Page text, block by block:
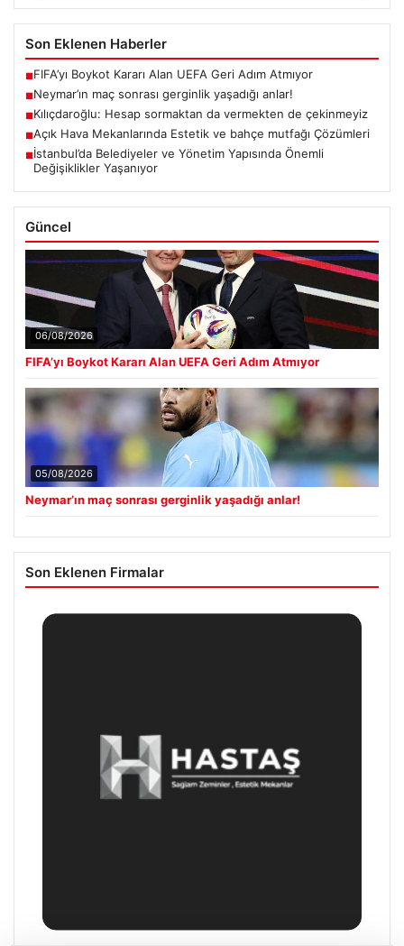
Son Eklenen Haberler
■FIFA’yı Boykot Kararı Alan UEFA Geri Adım Atmıyor
■Neymar’ın maç sonrası gerginlik yaşadığı anlar!
■Kılıçdaroğlu: Hesap sormaktan da vermekten de çekinmeyiz
■Açık Hava Mekanlarında Estetik ve bahçe mutfağı Çözümleri
■İstanbul’da Belediyeler ve Yönetim Yapısında Önemli
Değişiklikler Yaşanıyor
Güncel
06/08/2026
FIFA’yı Boykot Kararı Alan UEFA Geri Adım Atmıyor
05/08/2026
Neymar’ın maç sonrası gerginlik yaşadığı anlar!
Son Eklenen Firmalar